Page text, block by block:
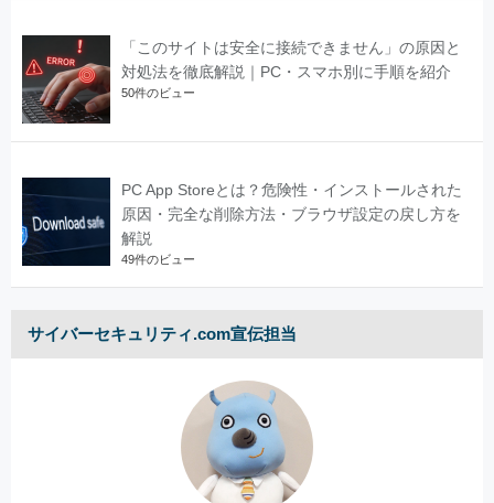
「このサイトは安全に接続できません」の原因と
対処法を徹底解説｜PC・スマホ別に手順を紹介
50件のビュー
PC App Storeとは？危険性・インストールされた
原因・完全な削除方法・ブラウザ設定の戻し方を
解説
49件のビュー
サイバーセキュリティ.com宣伝担当